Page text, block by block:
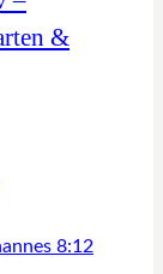
&